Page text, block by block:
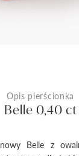
Opis pierścionka
Belle 0,40 ct
Belle z